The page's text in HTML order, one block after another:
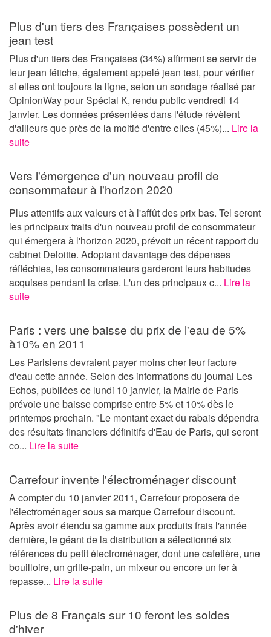
Plus d'un tiers des Françaises possèdent un
jean test
Plus d'un tiers des Françaises (34%) affirment se servir de
leur jean fétiche, également appelé jean test, pour vérifier
si elles ont toujours la ligne, selon un sondage réalisé par
OpinionWay pour Spécial K, rendu public vendredi 14
janvier. Les données présentées dans l'étude révèlent
d'ailleurs que près de la moitié d'entre elles (45%)... Lire la
suite
Vers l'émergence d'un nouveau profil de
consommateur à l'horizon 2020
Plus attentifs aux valeurs et à l'affût des prix bas. Tel seront
les principaux traits d'un nouveau profil de consommateur
qui émergera à l'horizon 2020, prévoit un récent rapport du
cabinet Deloitte. Adoptant davantage des dépenses
réfléchies, les consommateurs garderont leurs habitudes
acquises pendant la crise. L'un des principaux c... Lire la
suite
Paris : vers une baisse du prix de l'eau de 5%
à10% en 2011
Les Parisiens devraient payer moins cher leur facture
d'eau cette année. Selon des informations du journal Les
Echos, publiées ce lundi 10 janvier, la Mairie de Paris
prévoie une baisse comprise entre 5% et 10% dès le
printemps prochain. "Le montant exact du rabais dépendra
des résultats financiers définitifs d'Eau de Paris, qui seront
co... Lire la suite
Carrefour invente l'électroménager discount
A compter du 10 janvier 2011, Carrefour proposera de
l'électroménager sous sa marque Carrefour discount.
Après avoir étendu sa gamme aux produits frais l'année
dernière, le géant de la distribution a sélectionné six
références du petit électroménager, dont une cafetière, une
bouilloire, un grille-pain, un mixeur ou encore un fer à
repasse... Lire la suite
Plus de 8 Français sur 10 feront les soldes
d'hiver